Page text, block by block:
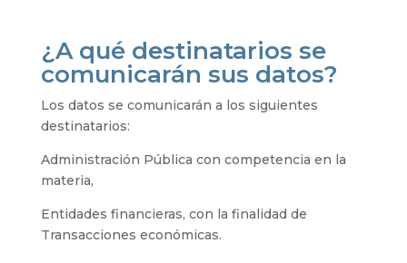
¿A qué destinatarios se
comunicarán sus datos?
Los datos se comunicarán a los siguientes
destinatarios:
Administración Pública con competencia en la
materia,
Entidades financieras, con la finalidad de
Transacciones económicas.